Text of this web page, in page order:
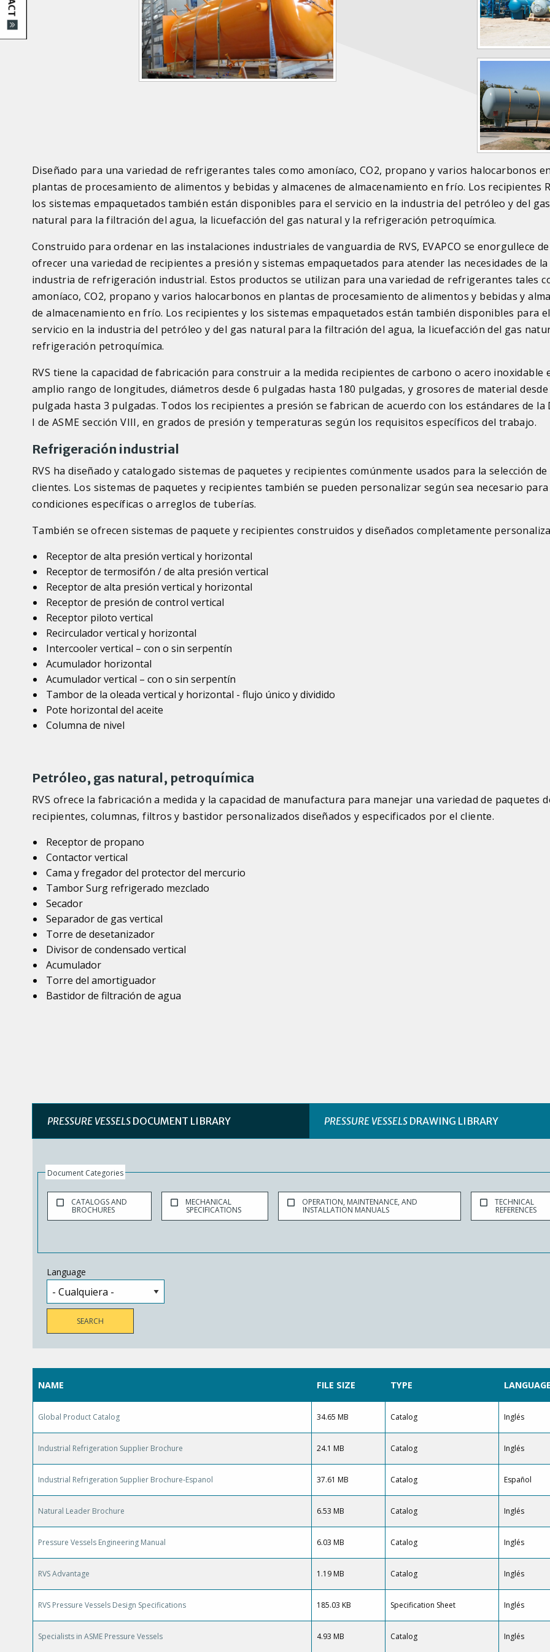
Diseñado para una variedad de refrigerantes tales como amoníaco, CO2, propano y varios halocarbonos
plantas de procesamiento de alimentos y bebidas y almacenes de almacenamiento en frío. Los recipientes
los sistemas empaquetados también están disponibles para el servicio en la industria del petróleo y del gas
natural para la filtración del agua, la licuefacción del gas natural y la refrigeración petroquímica.
Construido para ordenar en las instalaciones industriales de vanguardia de RVS, EVAPCO se enorgullece de
ofrecer una variedad de recipientes a presión y sistemas empaquetados para atender las necesidades de la
industria de refrigeración industrial. Estos productos se utilizan para una variedad de refrigerantes tales
amoníaco, CO2, propano y varios halocarbonos en plantas de procesamiento de alimentos y bebidas y
de almacenamiento en frío. Los recipientes y los sistemas empaquetados están también disponibles para el
servicio en la industria del petróleo y del gas natural para la filtración del agua, la licuefacción del gas
refrigeración petroquímica.
RVS tiene la capacidad de fabricación para construir a la medida recipientes de carbono o acero inoxidable
amplio rango de longitudes, diámetros desde 6 pulgadas hasta 180 pulgadas, y grosores de material
pulgada hasta 3 pulgadas. Todos los recipientes a presión se fabrican de acuerdo con los estándares de la
I de ASME sección VIII, en grados de presión y temperaturas según los requisitos específicos del trabajo.
Refrigeración industrial
RVS ha diseñado y catalogado sistemas de paquetes y recipientes comúnmente usados para la selección de
clientes. Los sistemas de paquetes y recipientes también se pueden personalizar según sea necesario
condiciones específicas o arreglos de tuberías.
También se ofrecen sistemas de paquete y recipientes construidos y diseñados completamente
Receptor de alta presión vertical y horizontal
Receptor de termosifón / de alta presión vertical
Receptor de alta presión vertical y horizontal
Receptor de presión de control vertical
Receptor piloto vertical
Recirculador vertical y horizontal
Intercooler vertical – con o sin serpentín
Acumulador horizontal
Acumulador vertical – con o sin serpentín
Tambor de la oleada vertical y horizontal - flujo único y dividido
Pote horizontal del aceite
Columna de nivel
Petróleo, gas natural, petroquímica
RVS ofrece la fabricación a medida y la capacidad de manufactura para manejar una variedad de paquetes
recipientes, columnas, filtros y bastidor personalizados diseñados y especificados por el cliente.
Receptor de propano
Contactor vertical
Cama y fregador del protector del mercurio
Tambor Surg refrigerado mezclado
Secador
Separador de gas vertical
Torre de desetanizador
Divisor de condensado vertical
Acumulador
Torre del amortiguador
Bastidor de filtración de agua
PRESSURE VESSELS DOCUMENT LIBRARY PRESSURE VESSELS DRAWING LIBRARY
Document Categories
CATALOGS AND
BROCHURES
MECHANICAL
SPECIFICATIONS
OPERATION, MAINTENANCE, AND
INSTALLATION MANUALS
TECHNICAL
REFERENCES
Language
NAME FILE SIZE TYPE
Global Product Catalog 34.65 MB Catalog Inglés
Industrial Refrigeration Supplier Brochure 24.1 MB Catalog Inglés
Industrial Refrigeration Supplier Brochure-Espanol 37.61 MB Catalog Español
Natural Leader Brochure 6.53 MB Catalog Inglés
Pressure Vessels Engineering Manual 6.03 MB Catalog Inglés
RVS Advantage 1.19 MB Catalog Inglés
RVS Pressure Vessels Design Specifications 185.03 KB Specification Sheet Inglés
Specialists in ASME Pressure Vessels 4.93 MB Catalog Inglés